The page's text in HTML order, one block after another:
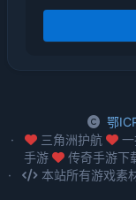
鄂
三角洲护航
手游
传奇手游下
本站所有游戏素